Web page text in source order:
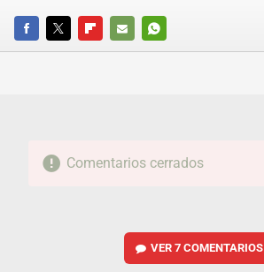
FACEBOOKTWITTERFLIPBOARD
E-
WHATSAPP
Comentarios cerrados
VER7 COMENTARIOS